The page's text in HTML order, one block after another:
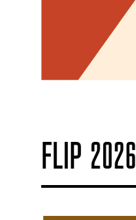
FLIP 2026